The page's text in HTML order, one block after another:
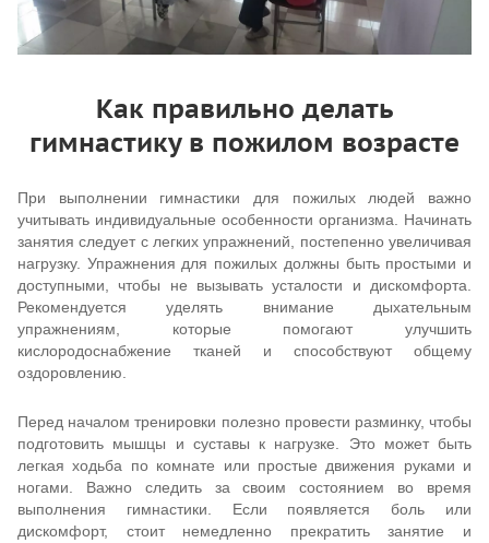
Как правильно делать
гимнастику в пожилом возрасте
При выполнении гимнастики для пожилых людей важно
учитывать индивидуальные особенности организма. Начинать
занятия следует с легких упражнений, постепенно увеличивая
нагрузку. Упражнения для пожилых должны быть простыми и
доступными, чтобы не вызывать усталости и дискомфорта.
Рекомендуется уделять внимание дыхательным
упражнениям, которые помогают улучшить
кислородоснабжение тканей и способствуют общему
оздоровлению.
Перед началом тренировки полезно провести разминку, чтобы
подготовить мышцы и суставы к нагрузке. Это может быть
легкая ходьба по комнате или простые движения руками и
ногами. Важно следить за своим состоянием во время
выполнения гимнастики. Если появляется боль или
дискомфорт, стоит немедленно прекратить занятие и